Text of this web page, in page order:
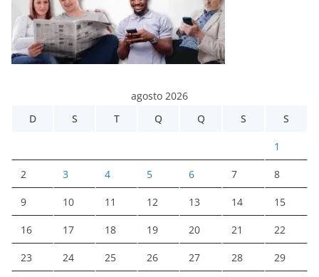
agosto 2026
D
S T Q Q S S
1
2 3 4 5 6 7 8
9 10 11 12 13 14 15
16 17 18 19 20 21 22
23 24 25 26 27 28 29